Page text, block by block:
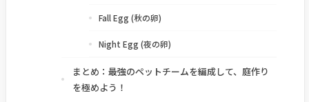
Fall Egg (秋の卵)
Night Egg (夜の卵)
まとめ：最強のペットチームを編成して、庭作り
を極めよう！